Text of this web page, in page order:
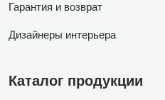
Гарантия и возврат
Дизайнеры интерьера
Каталог продукции